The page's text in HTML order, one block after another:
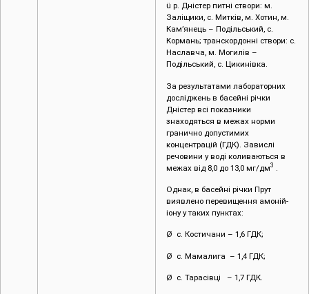
ü р. Дністер питні створи: м.
Заліщики, с. Митків, м. Хотин, м.
Кам’янець – Подільський, с.
Кормань; транскордонні створи: с.
Наславча, м. Могилів –
Подільський, с. Цикинівка.
За результатами лабораторних
досліджень в басейні річки
Дністер всі показники
знаходяться в межах норми
гранично допустимих
концентрацій (ГДК). Завислі
речовини у воді коливаються в
межах від 8,0 до 13,0 мг/дм3
Однак, в басейні річки Прут
виявлено перевищення амоній-
іону у таких пунктах:
Ø с. Костичани – 1,6 ГДК;
Ø с. Мамалига – 1,4 ГДК;
Ø с. Тарасівці – 1,7 ГДК.